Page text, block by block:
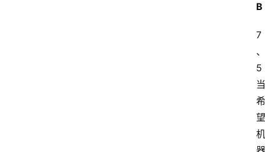
B
7
、
5
当
希
望
机